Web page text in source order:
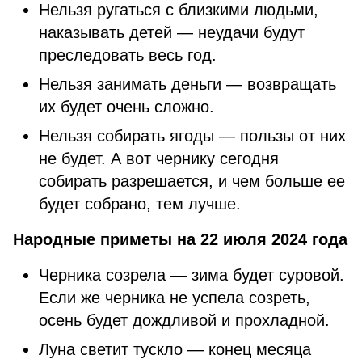
Нельзя ругаться с близкими людьми,
наказывать детей — неудачи будут
преследовать весь год.
Нельзя занимать деньги — возвращать
их будет очень сложно.
Нельзя собирать ягоды — пользы от них
не будет. А вот чернику сегодня
собирать разрешается, и чем больше ее
будет собрано, тем лучше.
Народные приметы на 22 июля 2024 года
Черника созрела — зима будет суровой.
Если же черника не успела созреть,
осень будет дождливой и прохладной.
Луна светит тускло — конец месяца